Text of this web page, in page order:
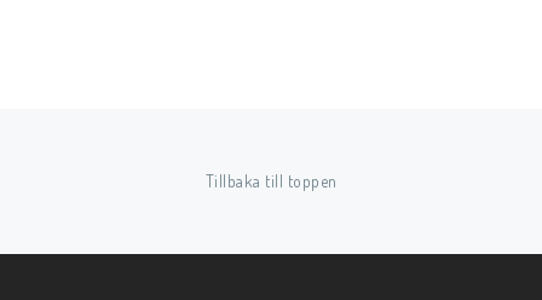
Tillbaka till toppen